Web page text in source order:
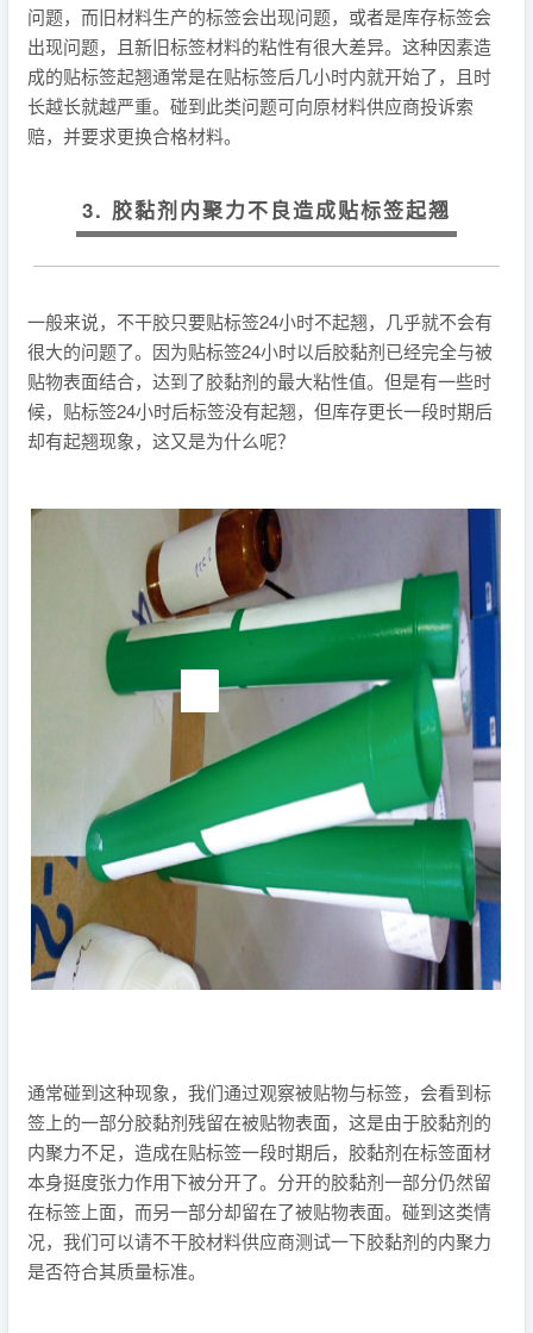
问题，而旧材料生产的标签会出现问题，或者是库存标签会
出现问题，且新旧标签材料的粘性有很大差异。这种因素造
成的贴标签起翘通常是在贴标签后几小时内就开始了，且时
长越长就越严重。碰到此类问题可向原材料供应商投诉索
赔，并要求更换合格材料。
3. 胶黏剂内聚力不良造成贴标签起翘
一般来说，不干胶只要贴标签24小时不起翘，几乎就不会有
很大的问题了。因为贴标签24小时以后胶黏剂已经完全与被
贴物表面结合，达到了胶黏剂的最大粘性值。但是有一些时
候，贴标签24小时后标签没有起翘，但库存更长一段时期后
却有起翘现象，这又是为什么呢？
通常碰到这种现象，我们通过观察被贴物与标签，会看到标
签上的一部分胶黏剂残留在被贴物表面，这是由于胶黏剂的
内聚力不足，造成在贴标签一段时期后，胶黏剂在标签面材
本身挺度张力作用下被分开了。分开的胶黏剂一部分仍然留
在标签上面，而另一部分却留在了被贴物表面。碰到这类情
况，我们可以请不干胶材料供应商测试一下胶黏剂的内聚力
是否符合其质量标准。